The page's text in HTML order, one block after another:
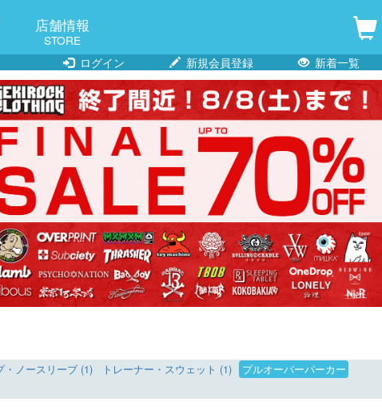
店舗情報
STORE
ログイン
新規会員登録 新着一覧
・ノースリーブ (1) トレーナー・スウェット (1)
プルオーバーパーカー